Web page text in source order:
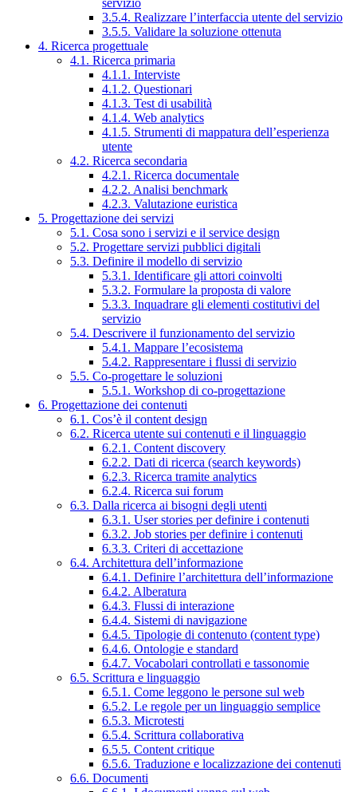
servizio
3.5.4. Realizzare l’interfaccia utente del servizio
3.5.5. Validare la soluzione ottenuta
4. Ricerca progettuale
4.1. Ricerca primaria
4.1.1. Interviste
4.1.2. Questionari
4.1.3. Test di usabilità
4.1.4. Web analytics
4.1.5. Strumenti di mappatura dell’esperienza
utente
4.2. Ricerca secondaria
4.2.1. Ricerca documentale
4.2.2. Analisi benchmark
4.2.3. Valutazione euristica
5. Progettazione dei servizi
5.1. Cosa sono i servizi e il service design
5.2. Progettare servizi pubblici digitali
5.3. Definire il modello di servizio
5.3.1. Identificare gli attori coinvolti
5.3.2. Formulare la proposta di valore
5.3.3. Inquadrare gli elementi costitutivi del
servizio
5.4. Descrivere il funzionamento del servizio
5.4.1. Mappare l’ecosistema
5.4.2. Rappresentare i flussi di servizio
5.5. Co-progettare le soluzioni
5.5.1. Workshop di co-progettazione
6. Progettazione dei contenuti
6.1. Cos’è il content design
6.2. Ricerca utente sui contenuti e il linguaggio
6.2.1. Content discovery
6.2.2. Dati di ricerca (search keywords)
6.2.3. Ricerca tramite analytics
6.2.4. Ricerca sui forum
6.3. Dalla ricerca ai bisogni degli utenti
6.3.1. User stories per definire i contenuti
6.3.2. Job stories per definire i contenuti
6.3.3. Criteri di accettazione
6.4. Architettura dell’informazione
6.4.1. Definire l’architettura dell’informazione
6.4.2. Alberatura
6.4.3. Flussi di interazione
6.4.4. Sistemi di navigazione
6.4.5. Tipologie di contenuto (content type)
6.4.6. Ontologie e standard
6.4.7. Vocabolari controllati e tassonomie
6.5. Scrittura e linguaggio
6.5.1. Come leggono le persone sul web
6.5.2. Le regole per un linguaggio semplice
6.5.3. Microtesti
6.5.4. Scrittura collaborativa
6.5.5. Content critique
6.5.6. Traduzione e localizzazione dei contenuti
6.6. Documenti